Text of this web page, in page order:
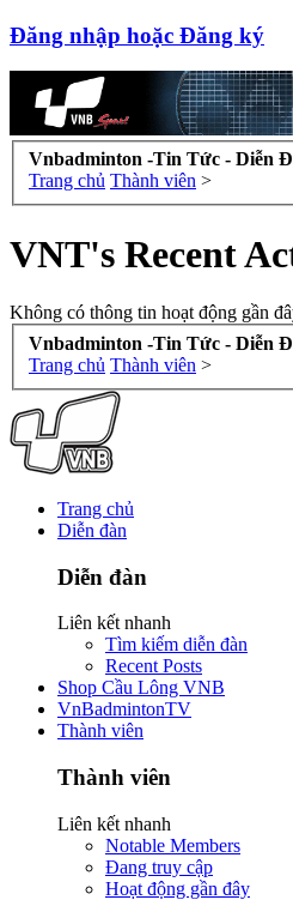
Đăng nhập hoặc Đăng ký
Vnbadminton -Tin Tức - Diễn
Trang chủ Thành viên >
VNT's Recent
Không có thông tin hoạt động gần
Vnbadminton -Tin Tức - Diễn
Trang chủ Thành viên >
Trang chủ
Diễn đàn
Diễn đàn
Liên kết nhanh
Tìm kiếm diễn đàn
Recent Posts
Shop Cầu Lông VNB
VnBadmintonTV
Thành viên
Thành viên
Liên kết nhanh
Notable Members
Đang truy cập
Hoạt động gần đây